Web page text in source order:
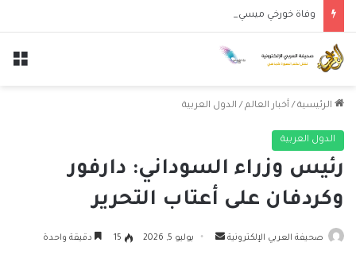
وفاة خورخي ميسي والد النجم الأرجنتيني ليونيل ميسي عن عمر 68 عاماً
الرئيسية / أخبار العالم / الدول العربية
الدول العربية
رئيس وزراء السوداني: دارفور
وكردفان على أعتاب التحرير
صحيفة العربي الإلكترونية
أرسل يوليو 5, 2026 15 دقيقة واحدة